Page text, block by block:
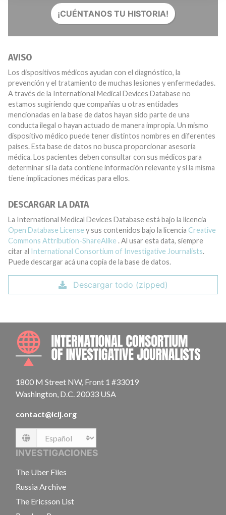
¡CUÉNTANOS TU HISTORIA!
AVISO
Los dispositivos médicos ayudan con el diagnóstico, la
prevención y el tratamiento de muchas lesiones y enfermedades.
A través de la International Medical Devices Database no
estamos sugiriendo que compañías u otras entidades
mencionadas en la base de datos hayan sido parte de una
conducta ilegal o hayan actuado de manera impropia. Un mismo
dispositivo médico puede tener distintos nombres en diferentes
países. Esta base de datos no busca proporcionar asesoría
médica. Los pacientes deben consultar con sus médicos para
determinar si la data contiene información relevante y si la misma
tiene implicaciones médicas para ellos.
DESCARGAR LA DATA
La International Medical Devices Database está bajo la licencia
Open Database License y sus contenidos bajo la licencia Creative
Commons Attribution-ShareAlike . Al usar esta data, siempre
citar al International Consortium of Investigative Journalists.
Puede descargar acá una copia de la base de datos.
Descargar todo (zipped)
1800 M Street NW, Front 1 #33019
Washington, D.C. 20033 USA
contact@icij.org
Language
INVESTIGACIONES
The Uber Files
Russia Archive
The Ericsson List